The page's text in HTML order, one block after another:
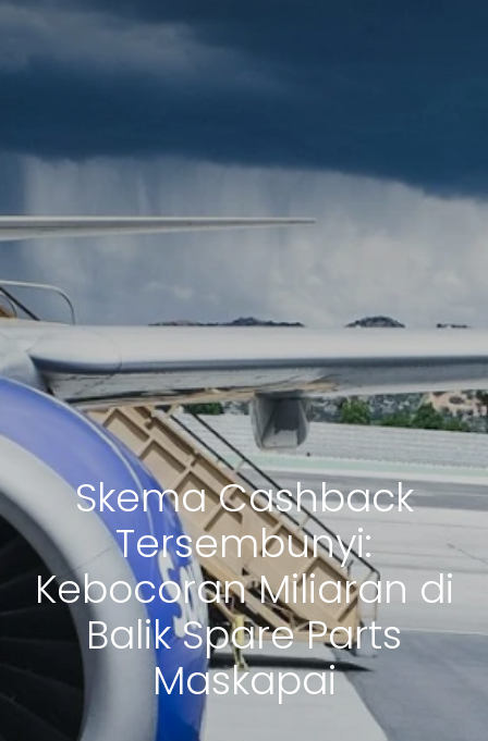
Skema Cashback
Tersembunyi:
Kebocoran Miliaran di
Balik Spare Parts
Maskapai